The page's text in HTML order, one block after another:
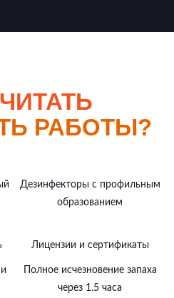
РАБОТЫ?
Дезинфекторы с профильным
образованием
Лицензии и сертификаты
Полное исчезновение запаха
через 1.5 часа